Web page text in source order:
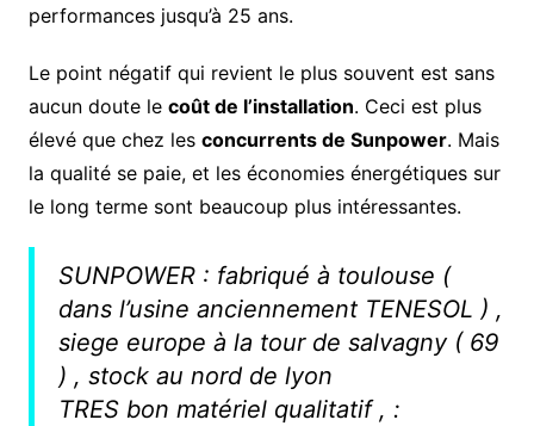
performances jusqu’à 25 ans.
Le point négatif qui revient le plus souvent est sans
aucun doute le coût de l’installation. Ceci est plus
élevé que chez les concurrents de Sunpower. Mais
la qualité se paie, et les économies énergétiques sur
le long terme sont beaucoup plus intéressantes.
SUNPOWER : fabriqué à toulouse (
dans l’usine anciennement TENESOL ) ,
siege europe à la tour de salvagny ( 69
) , stock au nord de lyon
TRES bon matériel qualitatif , :